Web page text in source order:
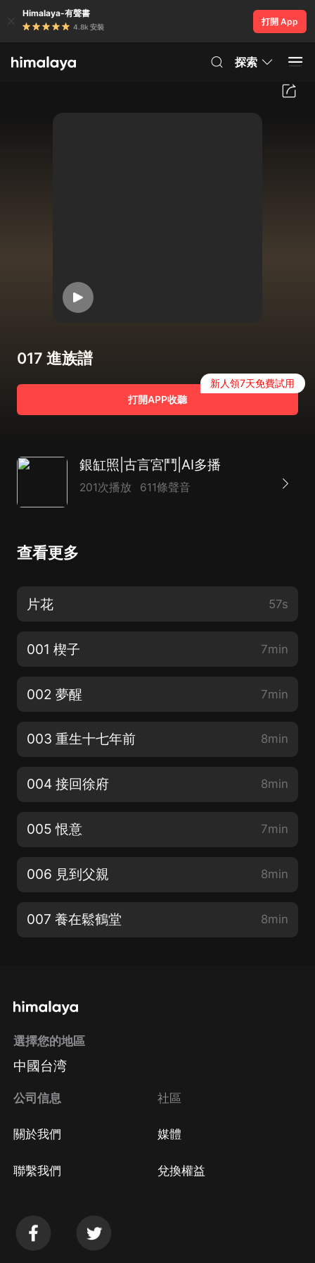
Himalaya-有聲書
4.8k 安裝
打開 App
探索
017 進族譜
打開APP收聽
新人領7天免費試用
銀缸照|古言宮鬥|AI多播
201次播放 611條聲音
查看更多
片花 57s
001 楔子 7min
002 夢醒 7min
003 重生十七年前 8min
004 接回徐府 8min
005 恨意 7min
006 見到父親 8min
007 養在鬆鶴堂 8min
選擇您的地區
中國台湾
公司信息
關於我們
聯繫我們
社區
媒體
兌換權益